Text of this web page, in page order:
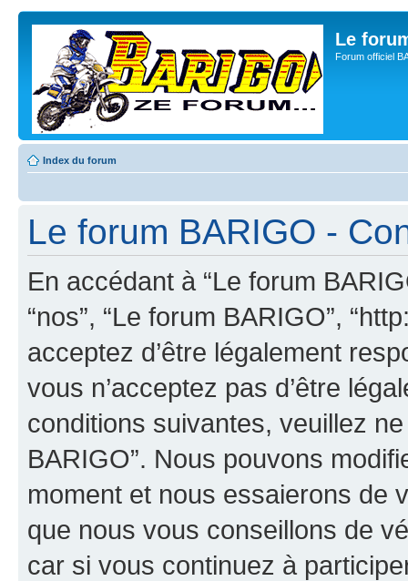
Le
Forum officiel
Index du forum
Le forum BARIGO -
En accédant à “Le forum
“nos”, “Le forum BARIGO”,
acceptez d’être légalement
vous n’acceptez pas d’être
conditions suivantes, veuillez
BARIGO”. Nous pouvons
moment et nous essaierons de
que nous vous conseillons de
car si vous continuez à